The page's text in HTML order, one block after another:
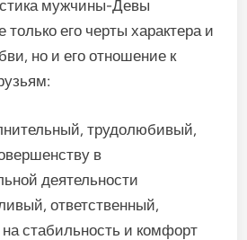
мужчины-Девы
только его черты характера и
но и его отношение к
трудолюбивый,
в
деятельности
ответственный,
стабильность и комфорт